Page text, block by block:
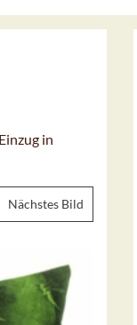
in
Nächstes Bild